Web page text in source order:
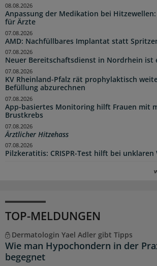
Anpassung der Medikation bei
für Ärzte
08.08.2026
AMD: Nachfüllbares Implantat statt
07.08.2026
Neuer Bereitschaftsdienst in Nordrhein ist
07.08.2026
KV Rheinland-Pfalz rät prophylaktisch
Befüllung abzurechnen
07.08.2026
App-basiertes Monitoring hilft Frauen mit
Brustkrebs
07.08.2026
Ärztlicher Hitzehass
07.08.2026
Pilzkeratitis: CRISPR-Test hilft bei
07.08.2026
TOP-MELDUNGEN
Dermatologin Yael Adler gibt Tipps
Wie man Hypochondern in der
begegnet